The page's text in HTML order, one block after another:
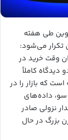
بیت کوین طی هفته
تکرار می‌شود:
وقت خرید در
دیدگاه کاملاً
که بازار را در
داده‌های
نزولی صادر
بزرگ در حال